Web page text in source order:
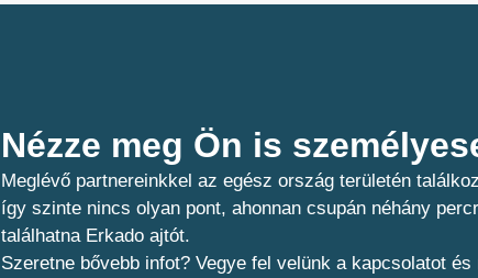
Nézze meg Ön is
Meglévő partnereinkkel az egész ország területén
így szinte nincs olyan pont, ahonnan csupán néhány
találhatna Erkado ajtót.
Szeretne bővebb infot? Vegye fel velünk a kapcsolatot és